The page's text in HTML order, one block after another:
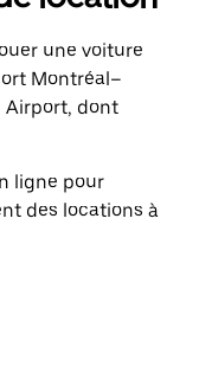
une voiture
Montréal–
Airport, dont
ligne pour
des locations à